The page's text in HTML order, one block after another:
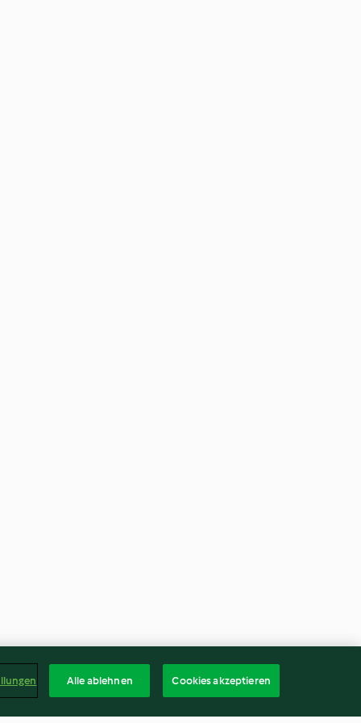
Alle ablehnen Cookies akzeptieren